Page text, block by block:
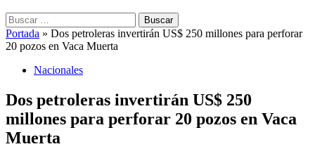
Buscar:
Portada » Dos petroleras invertirán US$ 250 millones para perforar
20 pozos en Vaca Muerta
Nacionales
Dos petroleras invertirán US$ 250
millones para perforar 20 pozos en Vaca
Muerta